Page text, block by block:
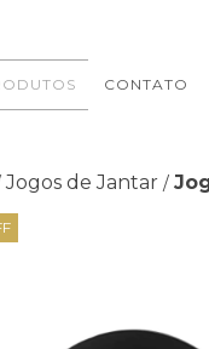
CONTATO
Jogos de Jantar /